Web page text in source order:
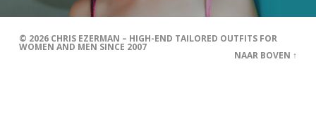
© 2026 CHRIS EZERMAN – HIGH-END TAILORED OUTFITS FOR
WOMEN AND MEN SINCE 2007
NAAR BOVEN ↑